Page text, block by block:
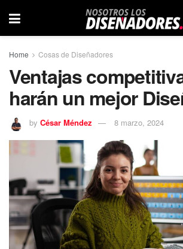
Home Cosas de Diseñadores
Ventajas
harán un mejor
by César Méndez 8 marzo, 2024